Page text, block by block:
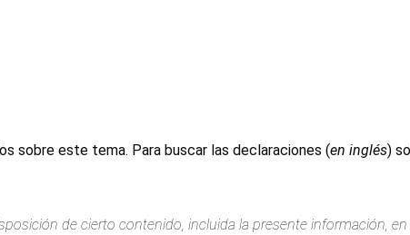
sobre este tema. Para buscar las declaraciones (en inglés)
de cierto contenido, incluida la presente información,